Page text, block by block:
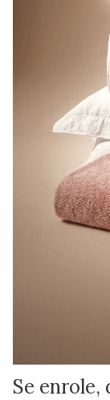
Se